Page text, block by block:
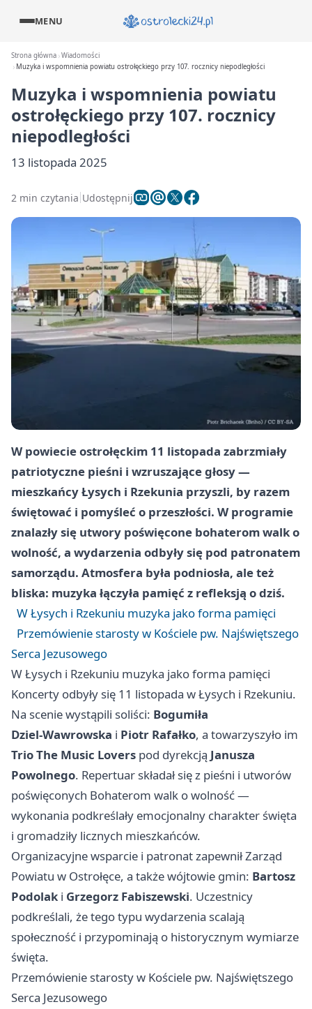
MENU
Strona główna Wiadomości
Muzyka i wspomnienia powiatu ostrołęckiego przy 107. rocznicy niepodległości
Muzyka i wspomnienia powiatu
ostrołęckiego przy 107. rocznicy
niepodległości
13 listopada 2025
2 min czytania Udostępnij
W powiecie ostrołęckim 11 listopada zabrzmiały
patriotyczne pieśni i wzruszające głosy —
mieszkańcy Łysych i Rzekunia przyszli, by razem
świętować i pomyśleć o przeszłości. W programie
znalazły się utwory poświęcone bohaterom walk o
wolność, a wydarzenia odbyły się pod patronatem
samorządu. Atmosfera była podniosła, ale też
bliska: muzyka łączyła pamięć z refleksją o dziś.
W Łysych i Rzekuniu muzyka jako forma pamięci
Przemówienie starosty w Kościele pw. Najświętszego
Serca Jezusowego
W Łysych i Rzekuniu muzyka jako forma pamięci
Koncerty odbyły się 11 listopada w Łysych i Rzekuniu.
Na scenie wystąpili soliści: Bogumiła
Dziel‑Wawrowska i Piotr Rafałko, a towarzyszyło im
Trio The Music Lovers pod dyrekcją Janusza
Powolnego. Repertuar składał się z pieśni i utworów
poświęconych Bohaterom walk o wolność —
wykonania podkreślały emocjonalny charakter święta
i gromadziły licznych mieszkańców.
Organizacyjne wsparcie i patronat zapewnił Zarząd
Powiatu w Ostrołęce, a także wójtowie gmin: Bartosz
Podolak i Grzegorz Fabiszewski. Uczestnicy
podkreślali, że tego typu wydarzenia scalają
społeczność i przypominają o historycznym wymiarze
święta.
Przemówienie starosty w Kościele pw. Najświętszego
Serca Jezusowego